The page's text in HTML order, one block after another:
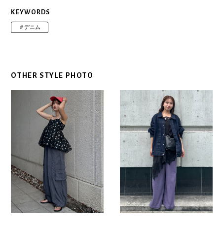
KEYWORDS
＃デニム
OTHER STYLE PHOTO